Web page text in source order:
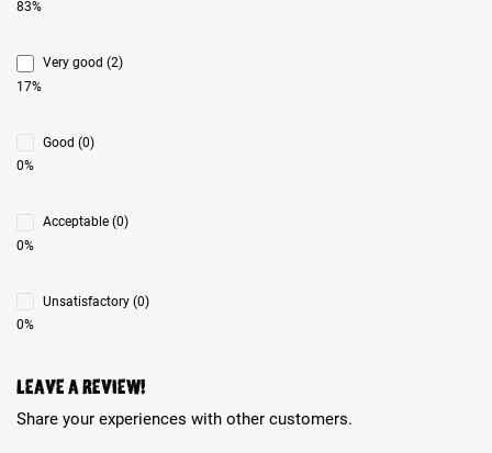
83%
Very good (2)
17%
Good (0)
0%
Acceptable (0)
0%
Unsatisfactory (0)
0%
Leave a review!
Share your experiences with other customers.